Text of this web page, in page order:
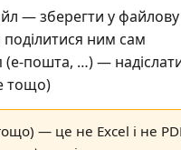
— зберегти у
ним сам
(е-пошта, …) —
тощо)
— це не Excel і не